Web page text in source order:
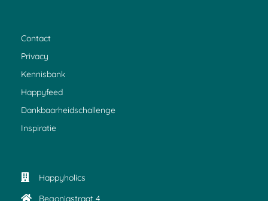
Contact
Privacy
Kennisbank
Happyfeed
Dankbaarheidschallenge
Inspiratie
Happyholics
Begoniastraat 4